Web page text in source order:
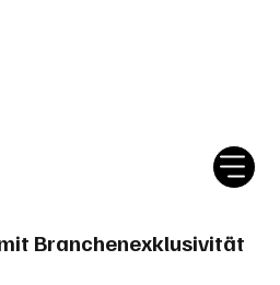
Branchenexklusivität